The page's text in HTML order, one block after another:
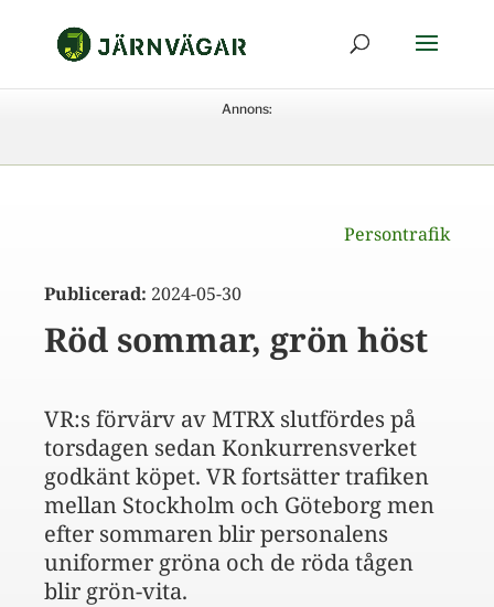
Annons:
Persontrafik
Publicerad: 2024-05-30
Röd sommar, grön höst
VR:s förvärv av MTRX slutfördes på
torsdagen sedan Konkurrensverket
godkänt köpet. VR fortsätter trafiken
mellan Stockholm och Göteborg men
efter sommaren blir personalens
uniformer gröna och de röda tågen
blir grön-vita.